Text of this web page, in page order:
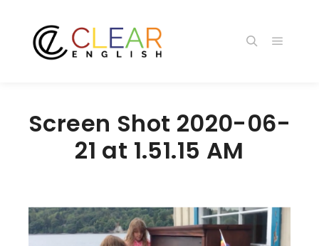
Screen Shot 2020-06-
21 at 1.51.15 AM